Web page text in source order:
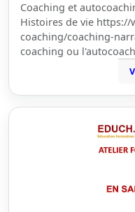
Coaching et
Histoires de vie
coaching/coaching-
coaching ou